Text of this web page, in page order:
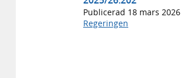
Publicerad 18 mars 2026
Regeringen